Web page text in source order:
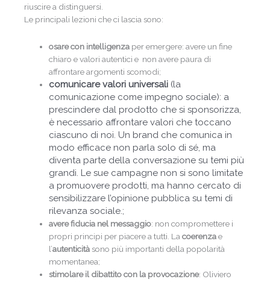
riuscire a distinguersi.
Le principali lezioni che ci lascia sono:
osare con intelligenza per emergere: avere un fine
chiaro e valori autentici e non avere paura di
affrontare argomenti scomodi;
comunicare valori universali (la
comunicazione come impegno sociale): a
prescindere dal prodotto che si sponsorizza,
è necessario affrontare valori che toccano
ciascuno di noi. Un brand che comunica in
modo efficace non parla solo di sé, ma
diventa parte della conversazione su temi più
grandi. Le sue campagne non si sono limitate
a promuovere prodotti, ma hanno cercato di
sensibilizzare l’opinione pubblica su temi di
rilevanza sociale.;
avere fiducia nel messaggio: non compromettere i
propri principi per piacere a tutti. Lacoerenzae
l’autenticità sono più importanti della popolarità
momentanea;
stimolare il dibattito con la provocazione: Oliviero